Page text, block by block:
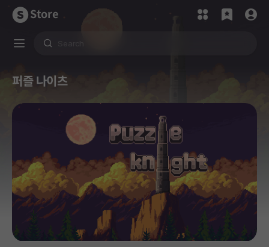
Store
퍼즐 나이츠